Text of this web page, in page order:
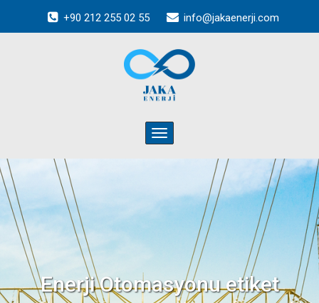
+90 212 255 02 55 info@jakaenerji.com
Toggle
navigation
Enerji Otomasyonuetiket